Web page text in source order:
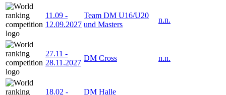
11.09 -
12.09.2027
Team DM U16/U20
und Masters
n.n.
27.11 -
28.11.2027
DM Cross n.n.
18.02 -
DM Halle